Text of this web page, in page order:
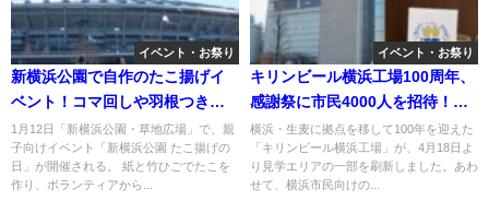
イベント・お祭り
新横浜公園で自作のたこ揚げイ
ベント！コマ回しや羽根つき
も！ 1/12日
1月12日「新横浜公園・草地広場」で、親
子向けイベント「新横浜公園 たこ揚げの
日」が開催される。 紙と竹ひごでたこを
作り、ボランティアから...
イベント・お祭り
キリンビール横浜工場100周年、
感謝祭に市民4000人を招待！
6/13日
横浜・生麦に拠点を移して100年を迎えた
「キリンビール横浜工場」が、4月18日よ
り見学エリアの一部を刷新しました。あわ
せて、横浜市民向けの...